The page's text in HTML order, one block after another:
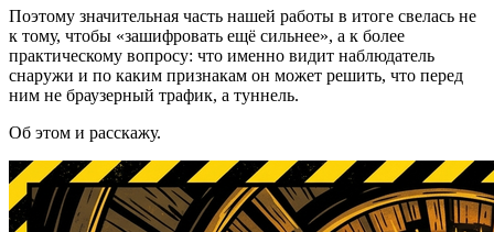
Поэтому значительная часть нашей работы в итоге свелась не
к тому, чтобы «зашифровать ещё сильнее», а к более
практическому вопросу: что именно видит наблюдатель
снаружи и по каким признакам он может решить, что перед
ним не браузерный трафик, а туннель.
Об этом и расскажу.